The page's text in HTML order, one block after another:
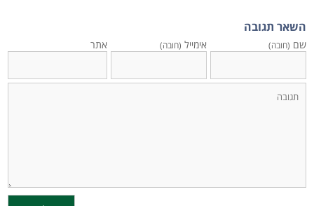
השאר תגובה
שם (חובה) אימייל (חובה) אתר